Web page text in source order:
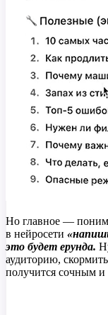
Но главное —
в нейросети
это будет ерунда.
аудиторию,
получится сочным и